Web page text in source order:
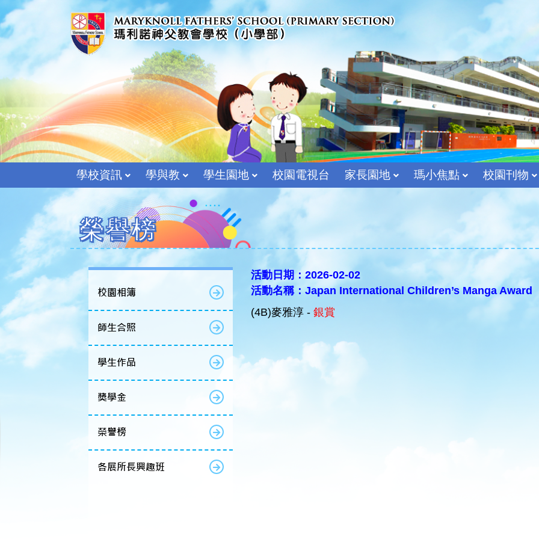
學校資訊 學與教 學生園地 校園電視台 家長園地 瑪小焦點 校園刊物
榮譽榜
校園相簿
師生合照
學生作品
獎學金
榮譽榜
各展所長興趣班
活動日期：2026-02-02
活動名稱：Japan International Children’s Manga Award
(4B)麥雅淳 - 銀賞